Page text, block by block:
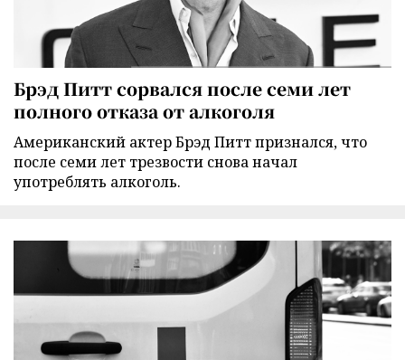
Брэд Питт сорвался после семи лет
полного отказа от алкоголя
Американский актер Брэд Питт признался, что
после семи лет трезвости снова начал
употреблять алкоголь.